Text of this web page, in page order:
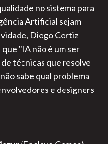
no sistema para
Artificial sejam
Diogo Cortiz
"IA não é um ser
técnicas que resolve
sabe qual problema
e designers